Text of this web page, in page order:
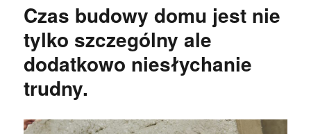
Czas budowy domu jest nie
tylko szczególny ale
dodatkowo niesłychanie
trudny.